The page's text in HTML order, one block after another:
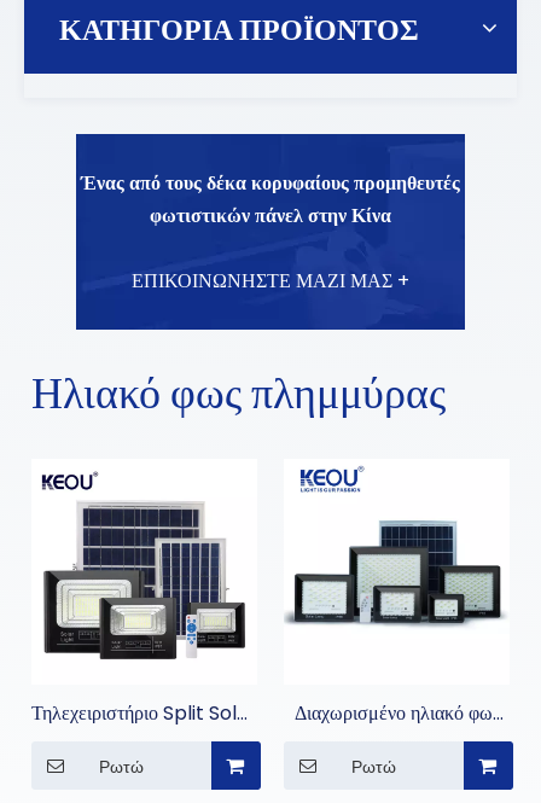
ΚΑΤΗΓΟΡΙΑ ΠΡΟΪΟΝΤΟΣ
Ένας από τους δέκα κορυφαίους προμηθευτές
φωτιστικών πάνελ στην Κίνα
ΕΠΙΚΟΙΝΩΝΗΣΤΕ ΜΑΖΙ ΜΑΣ +
Ηλιακό φως πλημμύρας
Τηλεχειριστήριο Split Solar
Ρωτώ
Διαχωρισμένο ηλιακό φως
Ρωτώ